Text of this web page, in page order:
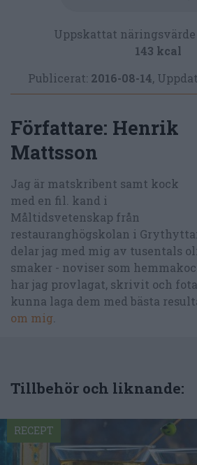
Uppskattat
143 kcal
Publicerat: 2016-08-14,
Författare: Henrik
Mattsson
Jag är matskribent samt kock
med en fil. kand i
Måltidsvetenskap från
restauranghögskolan i
delar jag med mig av tusentals
smaker - noviser som
har jag provlagat, skrivit och
kunna laga dem med bästa
om mig.
Tillbehör och liknande:
RECEPT